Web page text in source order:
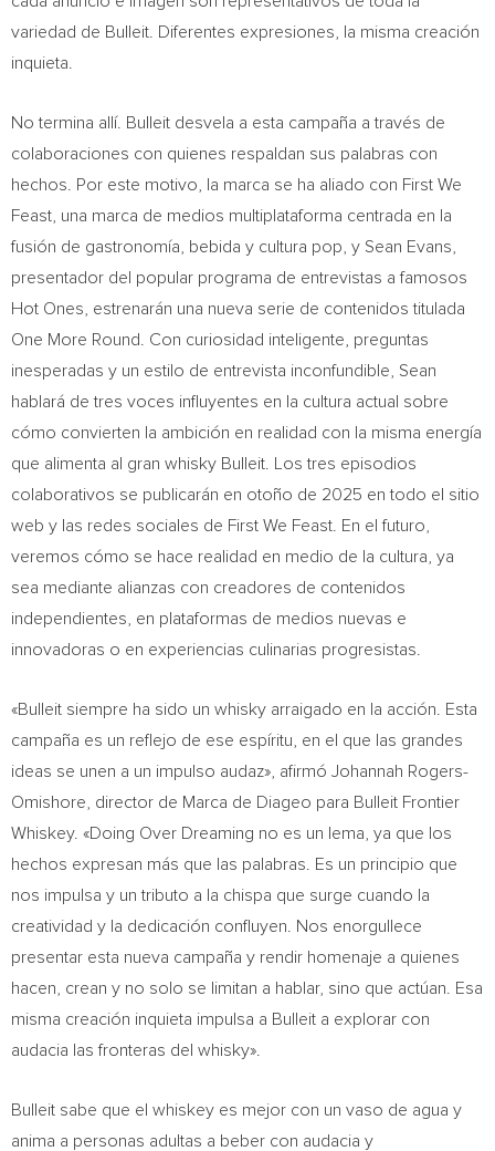
variedad de Bulleit. Diferentes expresiones, la misma creación
inquieta.
No termina allí. Bulleit desvela a esta campaña a través de
colaboraciones con quienes respaldan sus palabras con
hechos. Por este motivo, la marca se ha aliado con First We
Feast, una marca de medios multiplataforma centrada en la
fusión de gastronomía, bebida y cultura pop, y Sean Evans,
presentador del popular programa de entrevistas a famosos
Hot Ones, estrenarán una nueva serie de contenidos titulada
One More Round. Con curiosidad inteligente, preguntas
inesperadas y un estilo de entrevista inconfundible, Sean
hablará de tres voces influyentes en la cultura actual sobre
cómo convierten la ambición en realidad con la misma energía
que alimenta al gran whisky Bulleit. Los tres episodios
colaborativos se publicarán en otoño de 2025 en todo el sitio
web y las redes sociales de First We Feast. En el futuro,
veremos cómo se hace realidad en medio de la cultura, ya
sea mediante alianzas con creadores de contenidos
independientes, en plataformas de medios nuevas e
innovadoras o en experiencias culinarias progresistas.
«Bulleit siempre ha sido un whisky arraigado en la acción. Esta
campaña es un reflejo de ese espíritu, en el que las grandes
ideas se unen a un impulso audaz», afirmó Johannah Rogers-
Omishore, director de Marca de Diageo para Bulleit Frontier
Whiskey. «Doing Over Dreaming no es un lema, ya que los
hechos expresan más que las palabras. Es un principio que
nos impulsa y un tributo a la chispa que surge cuando la
creatividad y la dedicación confluyen. Nos enorgullece
presentar esta nueva campaña y rendir homenaje a quienes
hacen, crean y no solo se limitan a hablar, sino que actúan. Esa
misma creación inquieta impulsa a Bulleit a explorar con
audacia las fronteras del whisky».
Bulleit sabe que el whiskey es mejor con un vaso de agua y
anima a personas adultas a beber con audacia y